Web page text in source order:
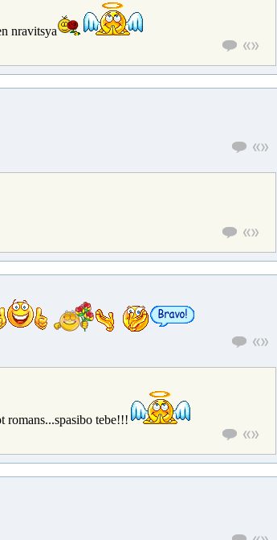
nravitsya
romans...spasibo tebe!!!